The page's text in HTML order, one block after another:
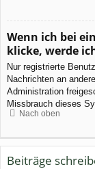
Wenn ich bei
klicke, werde
Nur registrierte
Nachrichten an
Administration
Missbrauch dieses
Nach oben
Beiträge